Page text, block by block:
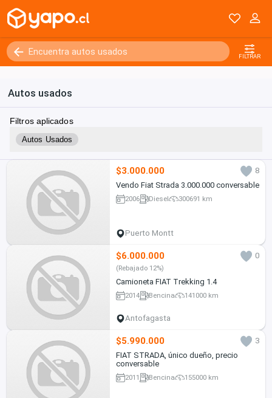
FILTRAR
Autos usados
Filtros aplicados
Autos Usados
$3.000.000
8
Vendo Fiat Strada 3.000.000 conversable
2006 Diesel 300691 km
Puerto Montt
$6.000.000 0
(Rebajado 12%)
Camioneta FIAT Trekking 1.4
2014 Bencina 141000 km
Antofagasta
$5.990.000
3
FIAT STRADA, único dueño, precio
conversable
2011 Bencina 155000 km